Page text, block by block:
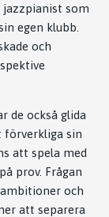
jazzpianist som
egen klubb.
och
de också glida
förverkliga sin
att spela med
prov. Frågan
och
att separera